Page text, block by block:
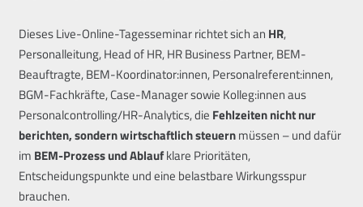
Dieses Live-Online-Tagesseminar richtet sich an HR,
Personalleitung, Head of HR, HR Business Partner, BEM-
Beauftragte, BEM-Koordinator:innen, Personalreferent:innen,
BGM-Fachkräfte, Case-Manager sowie Kolleg:innen aus
Personalcontrolling/HR-Analytics, die Fehlzeiten nicht nur
berichten, sondern wirtschaftlich steuernmüssen – und dafür
im BEM-Prozess und Ablaufklare Prioritäten,
Entscheidungspunkte und eine belastbare Wirkungsspur
brauchen.